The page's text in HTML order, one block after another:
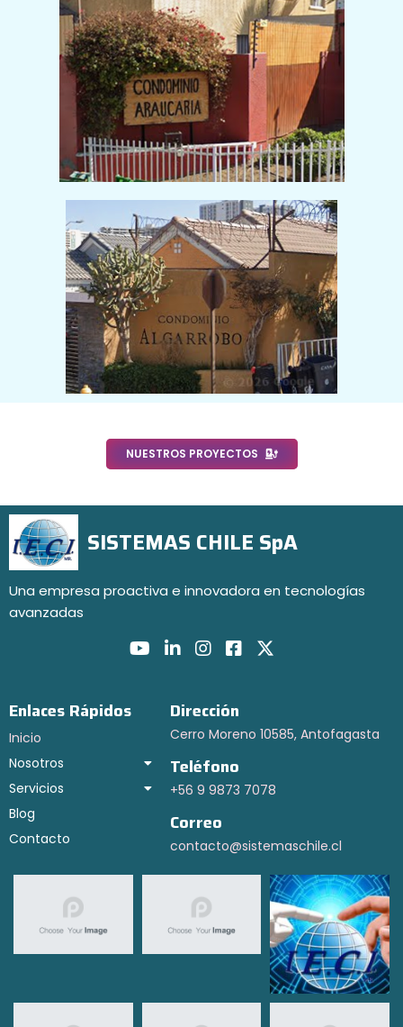
NUESTROS PROYECTOS
SISTEMAS CHILE SpA
Una empresa proactiva e innovadora en tecnologías
avanzadas
Enlaces Rápidos
Inicio
Nosotros
Servicios
Blog
Contacto
Dirección
Cerro Moreno 10585, Antofagasta
Teléfono
+56 9 9873 7078
Correo
contacto@sistemaschile.cl